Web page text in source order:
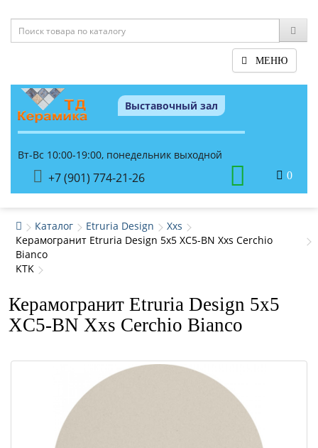
МЕНЮ
Выставочный зал
Вт-Вс 10:00-19:00, понедельник выходной
+7 (901) 774-21-26 0
Каталог Etruria Design
Xxs
Керамогранит Etruria Design 5x5 XC5-BN Xxs Cerchio
Bianco
KTK
Керамогранит Etruria Design 5x5
XC5-BN Xxs Cerchio Bianco